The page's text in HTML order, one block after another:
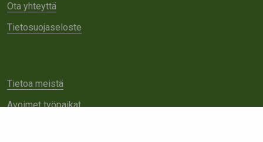
Ota yhteyttä
Tietosuojaseloste
Tietoa meistä
Avoimet työpaikat